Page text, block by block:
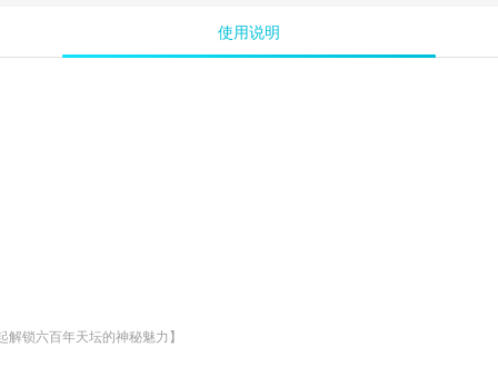
使用说明
锁六百年天坛的神秘魅力】